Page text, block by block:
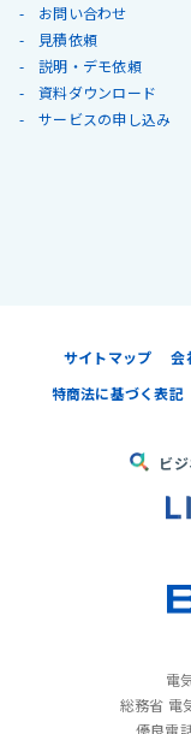
お問い合わせ
見積依頼
説明・デモ依頼
資料ダウンロード
サービスの申し込み
サイトマップ 会
特商法に基づく表記
ビ
電
総務省 電
優良電